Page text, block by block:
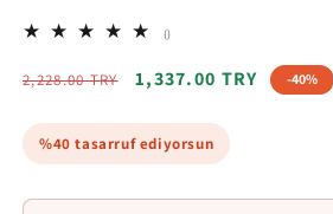
()
Regular
2,228.00 TRY
Sale
1,337.00 TRY -40%
%40 tasarruf ediyorsun